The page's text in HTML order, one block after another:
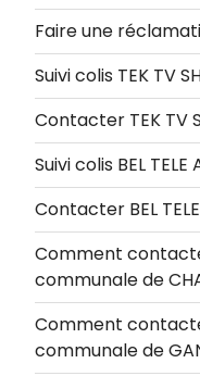
Faire une
Suivi colis TEK TV
Contacter TEK TV
Suivi colis BEL TELE
Contacter BEL
Comment
communale de
Comment
communale de